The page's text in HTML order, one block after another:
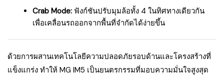
Crab Mode: ฟังก์ชันปรับมุมล้อทั้ง 4 ในทิศทางเดียวกัน
เพื่อเคลื่อนรถออกจากพื้นที่จำกัดได้ง่ายขึ้น
ด้วยการผสานเทคโนโลยีความปลอดภัยรอบด้านและโครงสร้างที่
แข็งแกร่ง ทำให้ MG IM5 เป็นยนตรกรรมที่มอบความมั่นใจสูงสุด